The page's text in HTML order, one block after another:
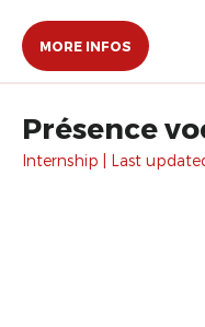
MORE INFOS
Présence
Internship | Last